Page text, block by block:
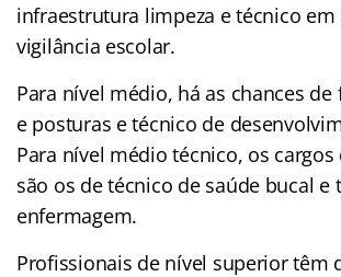
infraestrutura limpeza e técnico
vigilância escolar.
Para nível médio, há as chances de
e posturas e técnico de
Para nível médio técnico, os
são os de técnico de saúde bucal e
enfermagem.
Profissionais de nível superior têm